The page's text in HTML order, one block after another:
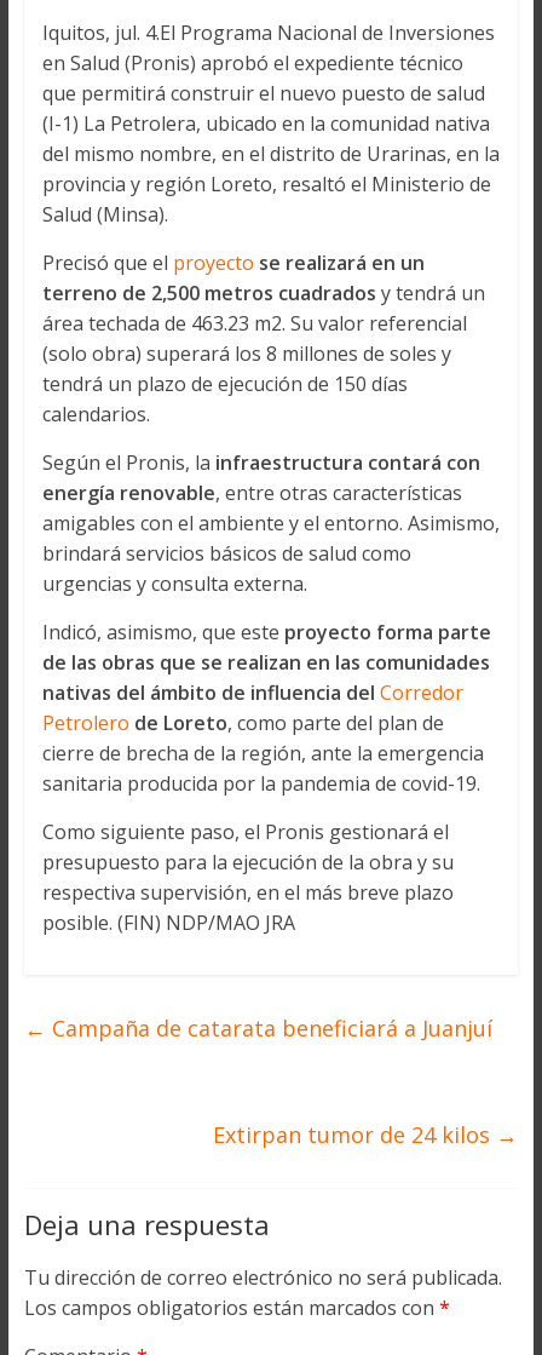
Iquitos, jul. 4.El Programa Nacional de Inversiones
en Salud (Pronis) aprobó el expediente técnico
que permitirá construir el nuevo puesto de salud
(I-1) La Petrolera, ubicado en la comunidad nativa
del mismo nombre, en el distrito de Urarinas, en la
provincia y región Loreto, resaltó el Ministerio de
Salud (Minsa).
Precisó que el proyecto se realizará en un
terreno de 2,500 metros cuadrados y tendrá un
área techada de 463.23 m2. Su valor referencial
(solo obra) superará los 8 millones de soles y
tendrá un plazo de ejecución de 150 días
calendarios.
Según el Pronis, la infraestructura contará con
energía renovable, entre otras características
amigables con el ambiente y el entorno. Asimismo,
brindará servicios básicos de salud como
urgencias y consulta externa.
Indicó, asimismo, que este proyecto forma parte
de las obras que se realizan en las comunidades
nativas del ámbito de influencia del Corredor
Petrolero de Loreto, como parte del plan de
cierre de brecha de la región, ante la emergencia
sanitaria producida por la pandemia de covid-19.
Como siguiente paso, el Pronis gestionará el
presupuesto para la ejecución de la obra y su
respectiva supervisión, en el más breve plazo
posible. (FIN) NDP/MAO JRA
← Campaña de catarata beneficiará a Juanjuí
Extirpan tumor de 24 kilos →
Deja una respuesta
Tu dirección de correo electrónico no será publicada.
Los campos obligatorios están marcados con *